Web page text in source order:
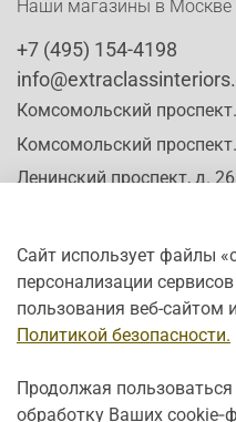
Наши магазины в Москве
+7 (495) 154-4198
Комсомольский
Комсомольский
Ленинский проспект, д. 26
Время работы:
Пн-Сб: c 10:00 - 20:00
Вс: с 12:00 - 19:00
Сайт использует файлы
персонализации
пользования веб-сайтом
Политикой безопасности.
Продолжая
обработку Ваших